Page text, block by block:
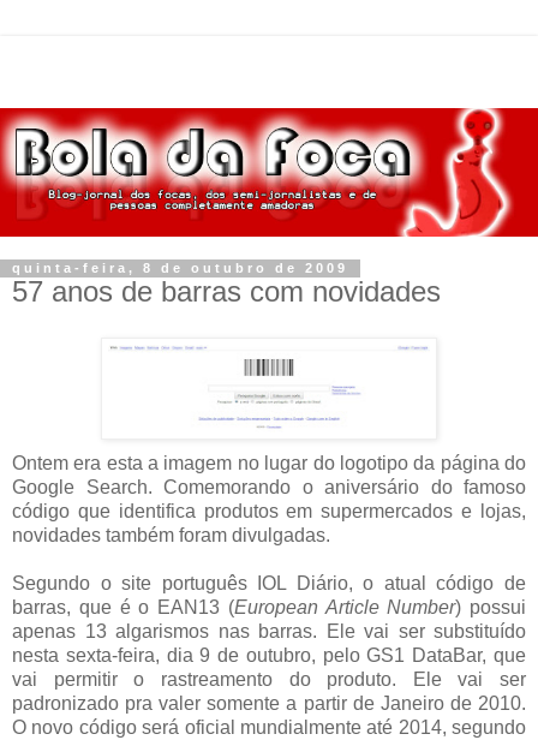
quinta-feira, 8 de outubro de 2009
57 anos de barras com novidades
Ontem era esta a imagem no lugar do logotipo da página do
Google Search. Comemorando o aniversário do famoso
código que identifica produtos em supermercados e lojas,
novidades também foram divulgadas.
Segundo o site português IOL Diário, o atual código de
barras, que é o EAN13 (European Article Number) possui
apenas 13 algarismos nas barras. Ele vai ser substituído
nesta sexta-feira, dia 9 de outubro, pelo GS1 DataBar, que
vai permitir o rastreamento do produto. Ele vai ser
padronizado pra valer somente a partir de Janeiro de 2010.
O novo código será oficial mundialmente até 2014, segundo